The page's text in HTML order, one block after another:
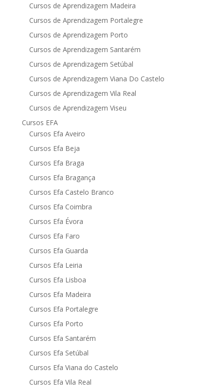
Cursos de Aprendizagem Madeira
Cursos de Aprendizagem Portalegre
Cursos de Aprendizagem Porto
Cursos de Aprendizagem Santarém
Cursos de Aprendizagem Setúbal
Cursos de Aprendizagem Viana Do Castelo
Cursos de Aprendizagem Vila Real
Cursos de Aprendizagem Viseu
Cursos EFA
Cursos Efa Aveiro
Cursos Efa Beja
Cursos Efa Braga
Cursos Efa Bragança
Cursos Efa Castelo Branco
Cursos Efa Coimbra
Cursos Efa Évora
Cursos Efa Faro
Cursos Efa Guarda
Cursos Efa Leiria
Cursos Efa Lisboa
Cursos Efa Madeira
Cursos Efa Portalegre
Cursos Efa Porto
Cursos Efa Santarém
Cursos Efa Setúbal
Cursos Efa Viana do Castelo
Cursos Efa Vila Real